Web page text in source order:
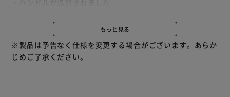
・インナートレーが追加されました。
付属する保冷剤はクーラーボックスの大きさによって異なり
ます。
もっと見る
※製品は予告なく仕様を変更する場合がございます。あらか
じめご了承ください。